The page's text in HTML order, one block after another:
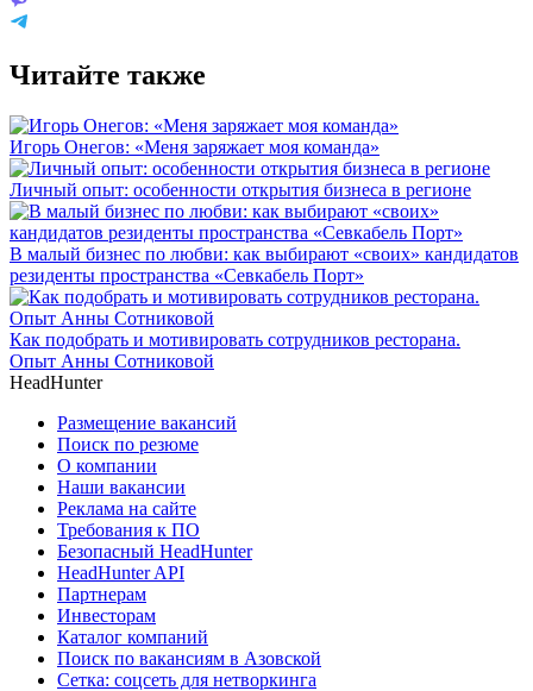
Читайте также
Игорь Онегов: «Меня заряжает моя команда»
Личный опыт: особенности открытия бизнеса в регионе
В малый бизнес по любви: как выбирают «своих» кандидатов
резиденты пространства «Севкабель Порт»
Как подобрать и мотивировать сотрудников ресторана.
Опыт Анны Сотниковой
HeadHunter
Размещение вакансий
Поиск по резюме
О компании
Наши вакансии
Реклама на сайте
Требования к ПО
Безопасный HeadHunter
HeadHunter API
Партнерам
Инвесторам
Каталог компаний
Поиск по вакансиям в Азовской
Сетка: соцсеть для нетворкинга